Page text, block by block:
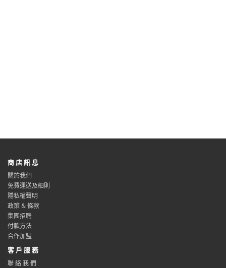
商 店 訊 息
關於我們
免費運送及細則
隱私權聲明
政策 & 條款
集團招聘
付款方法
合作加盟
客 戶 服 務
聯 絡 我 們